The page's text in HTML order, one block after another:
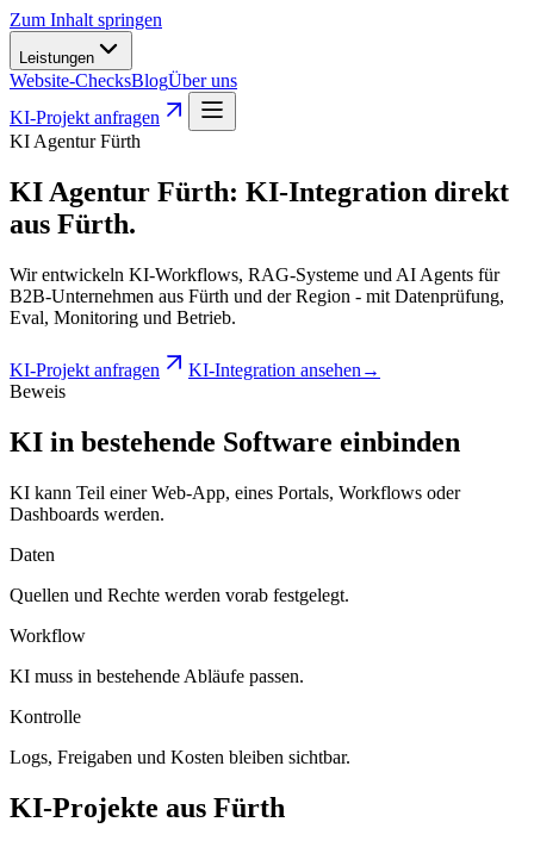
Zum Inhalt springen
Leistungen
Website-ChecksBlogÜber uns
KI-Projekt anfragen
KI Agentur Fürth
KI Agentur Fürth: KI-Integration direkt
aus Fürth.
Wir entwickeln KI-Workflows, RAG-Systeme und AI Agents für
B2B-Unternehmen aus Fürth und der Region - mit Datenprüfung,
Eval, Monitoring und Betrieb.
KI-Projekt anfragen KI-Integration ansehen →
Beweis
KI in bestehende Software einbinden
KI kann Teil einer Web-App, eines Portals, Workflows oder
Dashboards werden.
Daten
Quellen und Rechte werden vorab festgelegt.
Workflow
KI muss in bestehende Abläufe passen.
Kontrolle
Logs, Freigaben und Kosten bleiben sichtbar.
KI-Projekte aus Fürth